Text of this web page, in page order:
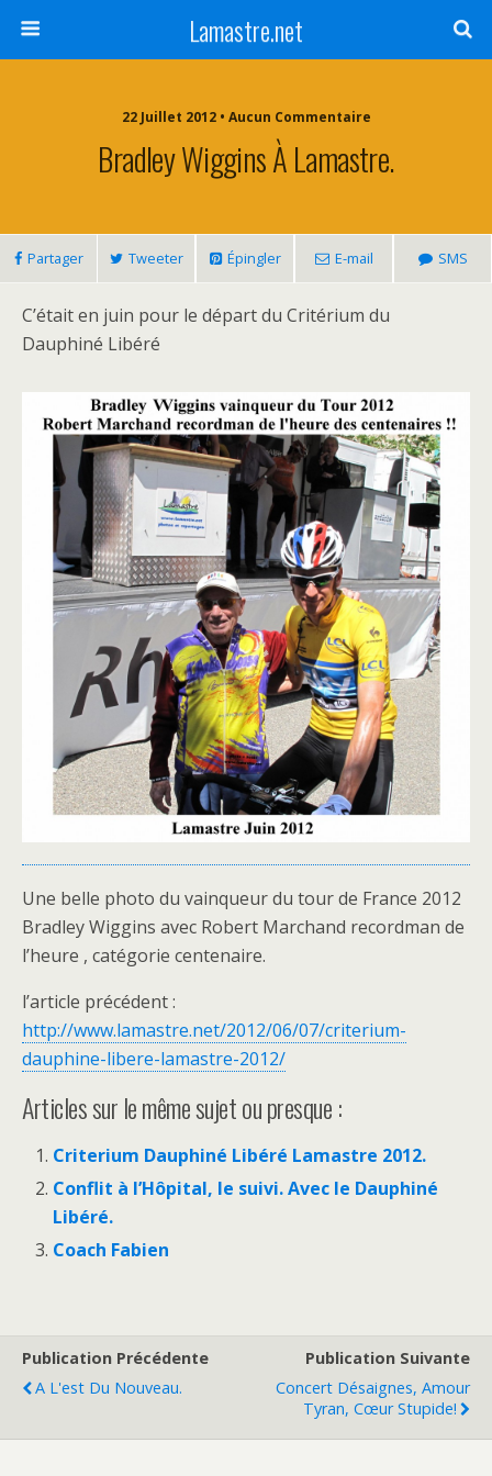
Lamastre.net
22 Juillet 2012 • Aucun Commentaire
Bradley Wiggins À Lamastre.
Partager Tweeter Épingler E-mail SMS
C’était en juin pour le départ du Critérium du
Dauphiné Libéré
Une belle photo du vainqueur du tour de France 2012
Bradley Wiggins avec Robert Marchand recordman de
l’heure , catégorie centenaire.
l’article précédent :
http://www.lamastre.net/2012/06/07/criterium-
dauphine-libere-lamastre-2012/
Articles sur le même sujet ou presque :
Criterium Dauphiné Libéré Lamastre 2012.
Conflit à l’Hôpital, le suivi. Avec le Dauphiné
Libéré.
Coach Fabien
Publication Précédente
A L'est Du Nouveau.
Publication Suivante
Concert Désaignes, Amour
Tyran, Cœur Stupide!